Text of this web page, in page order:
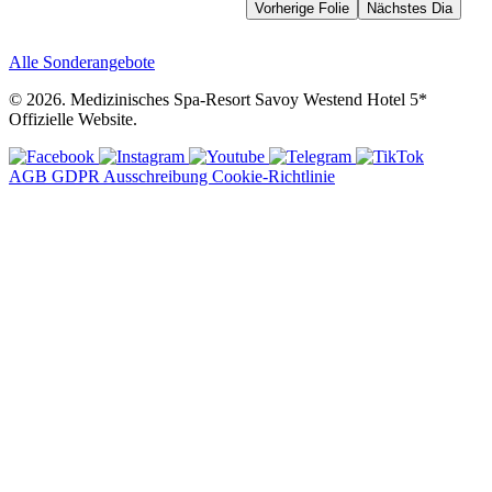
Vorherige Folie Nächstes Dia
Alle Sonderangebote
© 2026. Medizinisches Spa-Resort Savoy Westend Hotel 5*
Offizielle Website.
AGB GDPR Ausschreibung Cookie-Richtlinie